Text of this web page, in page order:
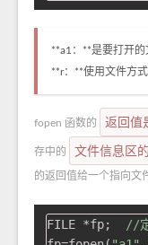
**a1：**是要打开
**r：**使用文件方式
fopen 函数的 返回值
存中的 文件信息区
的返回值给一个指向文
FILE *fp;
//